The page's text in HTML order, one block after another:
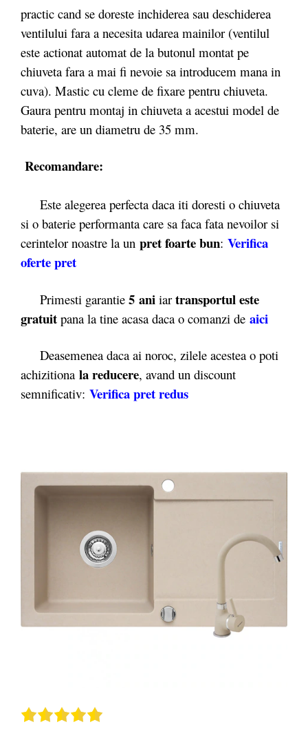
practic cand se doreste inchiderea sau deschiderea
ventilului fara a necesita udarea mainilor (ventilul
este actionat automat de la butonul montat pe
chiuveta fara a mai fi nevoie sa introducem mana in
cuva). Mastic cu cleme de fixare pentru chiuveta.
Gaura pentru montaj in chiuveta a acestui model de
baterie, are un diametru de 35 mm.
Recomandare:
Este alegerea perfecta daca iti doresti o chiuveta
si o baterie performanta care sa faca fata nevoilor si
cerintelor noastre la un pret foarte bun: Verifica
oferte pret
Primesti garantie 5 ani iar transportul este
gratuit pana la tine acasa daca o comanzi de aici
Deasemenea daca ai noroc, zilele acestea o poti
achizitiona la reducere, avand un discount
semnificativ: Verifica pret redus